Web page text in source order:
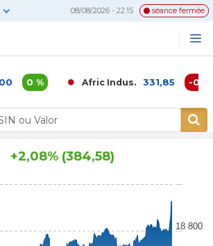
08/08/2026 - 22:15 séance fermée
0 % Afric Indus. 331,85 -0,02 %
+2,08% (384,58)
18 800